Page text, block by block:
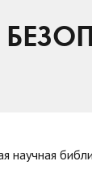
научная